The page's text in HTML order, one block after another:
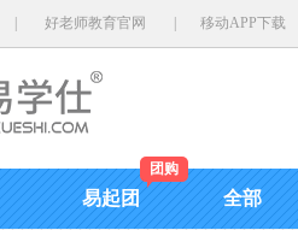
好老师教育官网 移动APP下载
易起团
团购
全部